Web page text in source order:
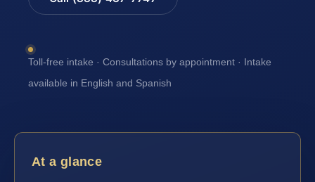
Toll-free intake · Consultations by appointment · Intake
available in English and Spanish
At a glance